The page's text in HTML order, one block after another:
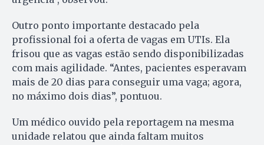
Outro ponto importante destacado pela
profissional foi a oferta de vagas em UTIs. Ela
frisou que as vagas estão sendo disponibilizadas
com mais agilidade. “Antes, pacientes esperavam
mais de 20 dias para conseguir uma vaga; agora,
no máximo dois dias”, pontuou.
Um médico ouvido pela reportagem na mesma
unidade relatou que ainda faltam muitos